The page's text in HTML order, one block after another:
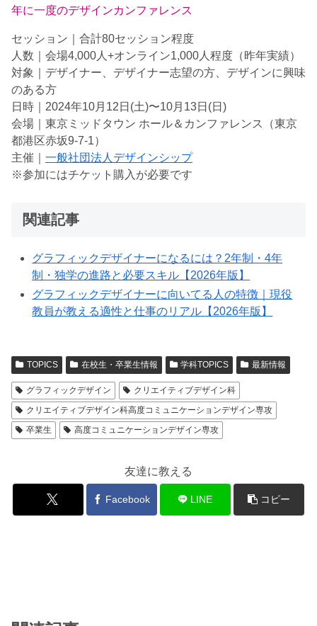
年に一度のデザインカンファレンス
セッション｜合計80セッション程度
人数｜会場4,000人+オンライン1,000人程度（昨年実績）
対象｜デザイナー、デザイナー志望の方、デザインに興味
のある方
日時｜2024年10月12日(土)〜10月13日(日)
会場｜東京ミッドタウン ホール＆カンファレンス（東京
都港区赤坂9-7-1）
主催｜ 一般社団法人デザインシップ
※参加にはチケット購入が必要です
関連記事
グラフィックデザイナーになるには？2年制・4年
制・独学の進路と必要スキル【2026年版】
グラフィックデザイナーに向いてる人の特徴｜現役
教員が教える適性と仕事のリアル【2026年版】
TOPICS 在校生・卒業生情報 学科TOPICS 最新情報
グラフィックデザイン
クリエイティブデザイン科
クリエイティブデザイン科高度コミュニケーションデザイン専攻
卒業生
高度コミュニケーションデザイン専攻
友達に教える
Facebook LINE コピー